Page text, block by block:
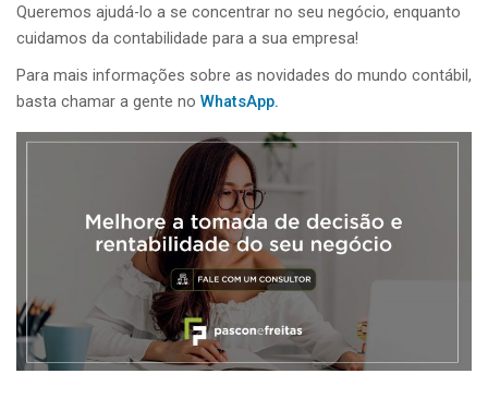
Queremos ajudá-lo a se concentrar no seu negócio, enquanto
cuidamos da contabilidade para a sua empresa!
Para mais informações sobre as novidades do mundo contábil,
basta chamar a gente no WhatsApp.